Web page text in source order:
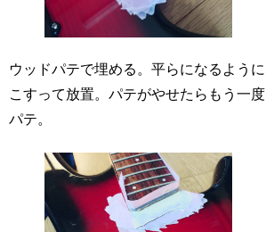
ウッドパテで埋める。平らになるように
こすって放置。パテがやせたらもう一度
パテ。